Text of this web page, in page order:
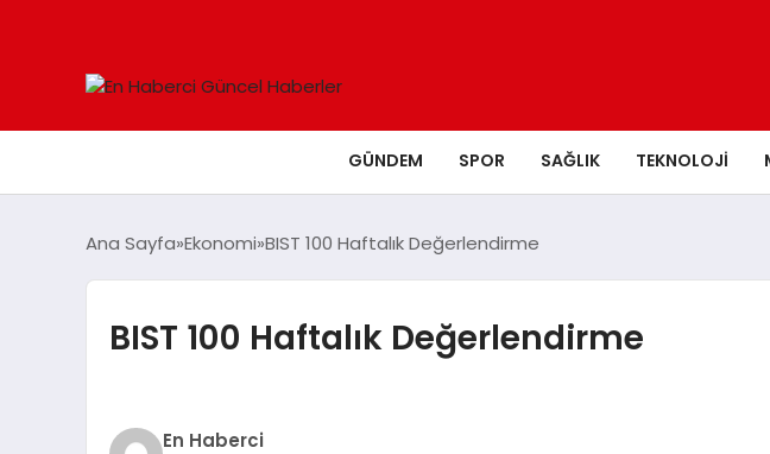
GÜNDEM SPOR SAĞLIK TEKNOLOJI
Ana Sayfa Ekonomi BIST 100 Haftalık Değerlendirme
BIST 100 Haftalık Değerlendirme
En Haberci